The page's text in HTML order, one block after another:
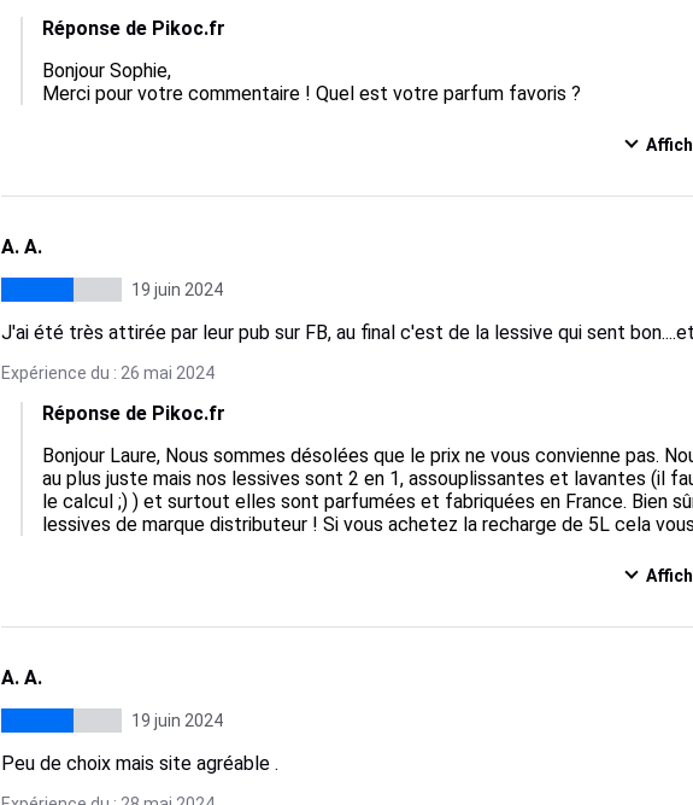
Réponse de Pikoc.fr
Bonjour Sophie,
Merci pour votre commentaire ! Quel est votre parfum favoris ?
A. A.
19 juin 2024
J'ai été très attirée par leur pub sur FB, au final c'est de la lessive qui sent
Expérience du : 26 mai 2024
Réponse de Pikoc.fr
Bonjour Laure, Nous sommes désolées que le prix ne vous convienne pas.
au plus juste mais nos lessives sont 2 en 1, assouplissantes et lavantes (il
le calcul ;) ) et surtout elles sont parfumées et fabriquées en France. Bien
lessives de marque distributeur ! Si vous achetez la recharge de 5L cela
A. A.
19 juin 2024
Peu de choix mais site agréable .